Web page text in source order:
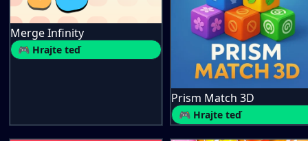
Merge Infinity
🎮 Hrajte teď
Prism Match 3D
🎮 Hrajte teď